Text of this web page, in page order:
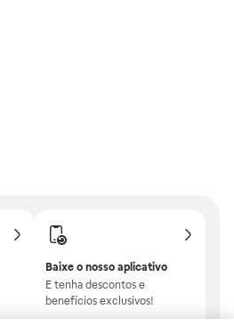
Baixe o nosso aplicativo
E tenha descontos e
benefícios exclusivos!